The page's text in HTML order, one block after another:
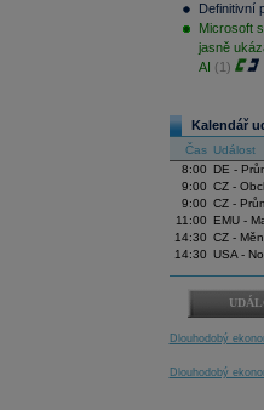
Definitivní
Microsoft
jasně
AI (1)
Kalendář
Čas Událost
8:00
DE -
9:00 CZ -
9:00 CZ -
11:00
EMU -
14:30 CZ -
14:30 USA -
Dlouhodobý
Dlouhodobý